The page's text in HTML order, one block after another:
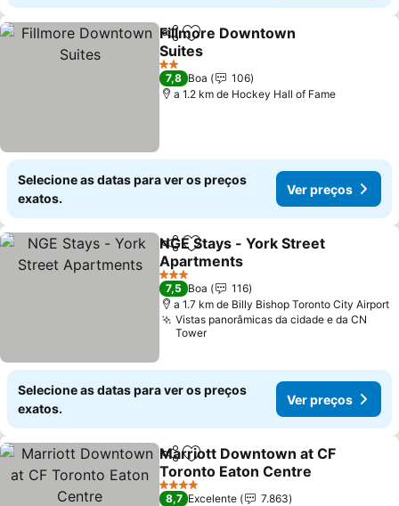
PartilharAdicionar aos favoritos
Fillmore Downtown
Suites
Ver preços
2 Estrelas
7,8 Boa
106
a 1.2 km de Hockey Hall of Fame
Selecione as datas para ver os preços
exatos.
Ver preços
PartilharAdicionar aos favoritos
NGE Stays - York Street
Apartments
Ver preços
3 Estrelas
7,5 Boa
116
a 1.7 km de Billy Bishop Toronto City Airport
Vistas panorâmicas da cidade e da CN
Tower
Selecione as datas para ver os preços
exatos.
Ver preços
PartilharAdicionar aos favoritos
Marriott Downtown at CF
Toronto Eaton Centre
Ver preços
4 Estrelas
8,7 Excelente
7.863